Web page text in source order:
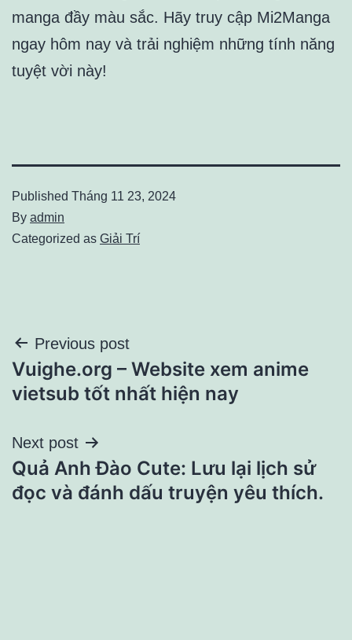
manga đầy màu sắc. Hãy truy cập Mi2Manga
ngay hôm nay và trải nghiệm những tính năng
tuyệt vời này!
Published Tháng 11 23, 2024
By admin
Categorized as Giải Trí
Điều
hướng
viết
Previous post
Vuighe.org – Website xem anime
vietsub tốt nhất hiện nay
Next post
Quả Anh Đào Cute: Lưu lại lịch sử
đọc và đánh dấu truyện yêu thích.